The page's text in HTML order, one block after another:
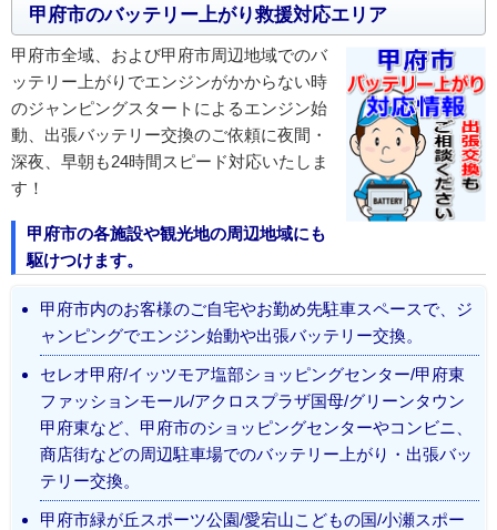
甲府市のバッテリー上がり救援対応エリア
甲府市全域、および甲府市周辺地域でのバ
ッテリー上がりでエンジンがかからない時
のジャンピングスタートによるエンジン始
動、出張バッテリー交換のご依頼に夜間・
深夜、早朝も24時間スピード対応いたしま
す！
甲府市の各施設や観光地の周辺地域にも
駆けつけます。
甲府市内のお客様のご自宅やお勤め先駐車スペースで、ジ
ャンピングでエンジン始動や出張バッテリー交換。
セレオ甲府/イッツモア塩部ショッピングセンター/甲府東
ファッションモール/アクロスプラザ国母/グリーンタウン
甲府東など、甲府市のショッピングセンターやコンビニ、
商店街などの周辺駐車場でのバッテリー上がり・出張バッ
テリー交換。
甲府市緑が丘スポーツ公園/愛宕山こどもの国/小瀬スポー